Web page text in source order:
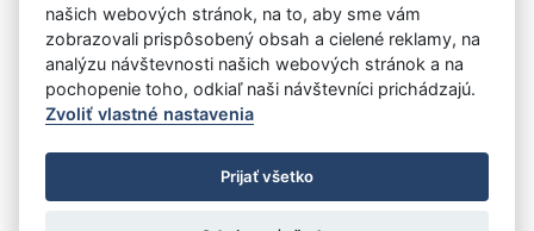
1Aktuálna
stránka
1
2 3 4 »
Úrad vlády SR
- Všetky práva vyhradené
Prehlásenie o prístupnosti
Zmluvy do 31.12.2010
Nastavenia cookies
našich webových stránok, na to, aby sme vám
zobrazovali prispôsobený obsah a cielené reklamy, na
analýzu návštevnosti našich webových stránok a na
pochopenie toho, odkiaľ naši návštevníci prichádzajú.
Zvoliť vlastné nastavenia
Prijať všetko